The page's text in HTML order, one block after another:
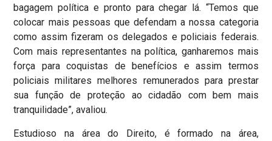
bagagem política e pronto para chegar lá. “Temos que
colocar mais pessoas que defendam a nossa categoria
como assim fizeram os delegados e policiais federais.
Com mais representantes na política, ganharemos mais
força para coquistas de benefícios e assim termos
policiais militares melhores remunerados para prestar
sua função de proteção ao cidadão com bem mais
tranquilidade”, avaliou.
Estudioso na área do Direito, é formado na área,